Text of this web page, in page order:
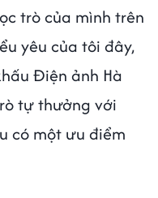
trò của mình trên
yêu của tôi đây,
Điện ảnh Hà
tự thưởng với
có một ưu điểm